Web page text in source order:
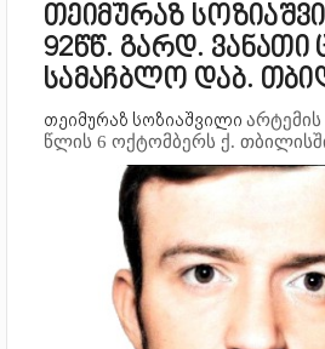
თეიმურაზ
92წწ. გარდ. ვანათი
სამაჩბლო დაბ.
თეიმურაზ სოზიაშვილი არტემის
წლის 6 ოქტომბერს ქ.